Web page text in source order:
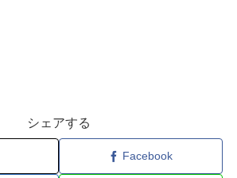
シェアする
Facebook